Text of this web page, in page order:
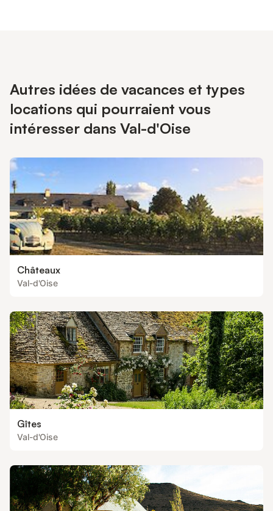
Autres idées de vacances et types
locations qui pourraient vous
intéresser dans Val-d'Oise
Châteaux
Val-d'Oise
Gîtes
Val-d'Oise